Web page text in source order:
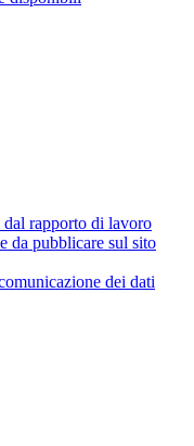
rapporto di lavoro
da pubblicare sul sito
dei dati